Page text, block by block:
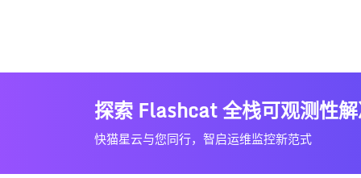
探索 Flashcat 全栈可观测性
快猫星云与您同行，智启运维监控新范式